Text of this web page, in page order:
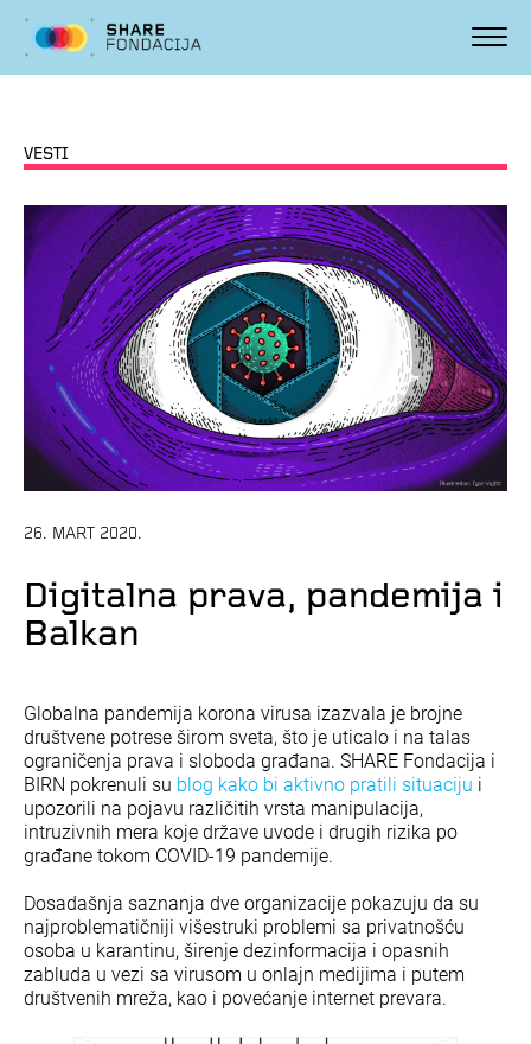
VESTI
26. MART 2020.
Digitalna prava, pandemija i
Balkan
Globalna pandemija korona virusa izazvala je brojne
društvene potrese širom sveta, što je uticalo i na talas
ograničenja prava i sloboda građana. SHARE Fondacija i
BIRN pokrenuli su blog kako bi aktivno pratili situaciju i
upozorili na pojavu različitih vrsta manipulacija,
intruzivnih mera koje države uvode i drugih rizika po
građane tokom COVID-19 pandemije.
Dosadašnja saznanja dve organizacije pokazuju da su
najproblematičniji višestruki problemi sa privatnošću
osoba u karantinu, širenje dezinformacija i opasnih
zabluda u vezi sa virusom u onlajn medijima i putem
društvenih mreža, kao i povećanje internet prevara.